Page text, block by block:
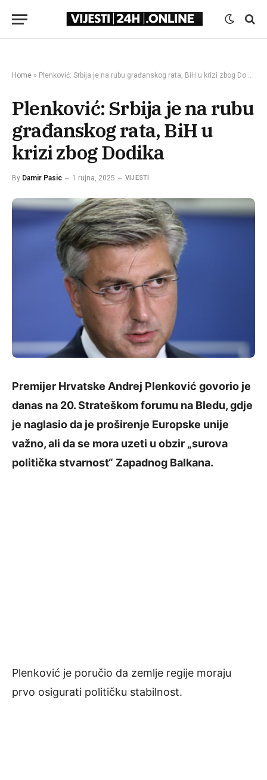
Home » Plenković: Srbija je na rubu građanskog rata, BiH u krizi zbog Dodika
Plenković: Srbija je na rubu
građanskog rata, BiH u
krizi zbog Dodika
By Damir Pasic 1 rujna, 2025 VIJESTI
Premijer Hrvatske Andrej Plenković govorio je
danas na 20. Strateškom forumu na Bledu, gdje
je naglasio da je proširenje Europske unije
važno, ali da se mora uzeti u obzir „surova
politička stvarnost“ Zapadnog Balkana.
Plenković je poručio da zemlje regije moraju
prvo osigurati političku stabilnost.